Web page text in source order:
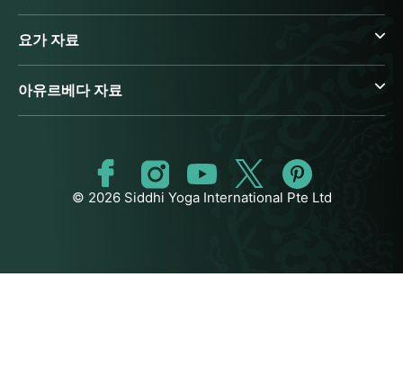
요가 자료
아유르베다 자료
© 2026 Siddhi Yoga International Pte Ltd